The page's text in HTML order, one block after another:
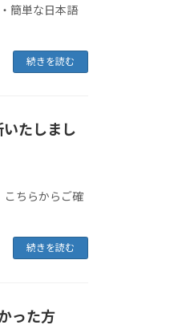
簡単な日本語
続きを読む
たしまし
こちらからご確
続きを読む
った方